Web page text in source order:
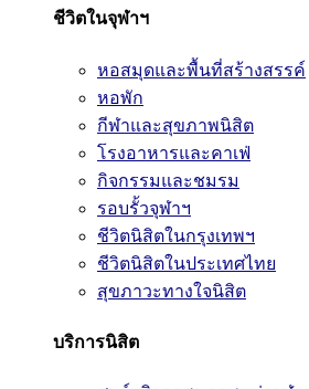
ชีวิตในจุฬาฯ
หอสมุดและพื้นที่สร้างสรรค์
หอพัก
กีฬาและสุขภาพนิสิต
โรงอาหารและคาเฟ่
กิจกรรมและชมรม
รอบรั้วจุฬาฯ
ชีวิตนิสิตในกรุงเทพฯ
ชีวิตนิสิตในประเทศไทย
สุขภาวะทางใจนิสิต
บริการนิสิต